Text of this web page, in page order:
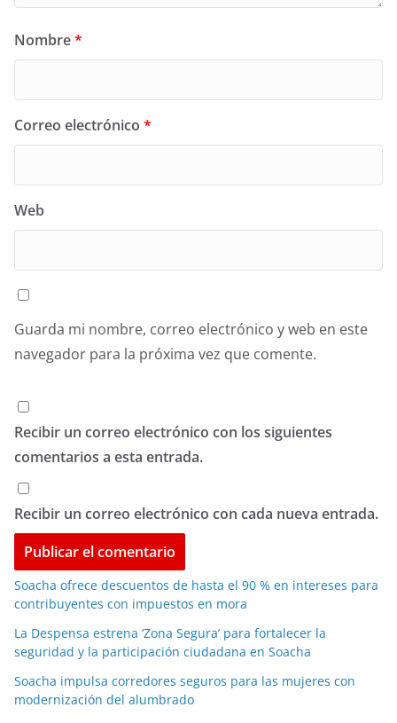
Nombre*
Correo electrónico *
Web
Guarda mi nombre, correo electrónico y web en este
navegador para la próxima vez que comente.
Recibir un correo electrónico con los siguientes
comentarios a esta entrada.
Recibir un correo electrónico con cada nueva entrada.
Soacha ofrece descuentos de hasta el 90 % en intereses para
contribuyentes con impuestos en mora
La Despensa estrena ‘Zona Segura’ para fortalecer la
seguridad y la participación ciudadana en Soacha
Soacha impulsa corredores seguros para las mujeres con
modernización del alumbrado